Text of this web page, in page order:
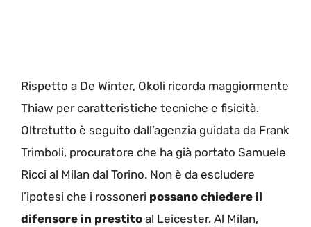
Rispetto a De Winter, Okoli ricorda maggiormente
Thiaw per caratteristiche tecniche e fisicità.
Oltretutto è seguito dall’agenzia guidata da Frank
Trimboli, procuratore che ha già portato Samuele
Ricci al Milan dal Torino. Non è da escludere
l’ipotesi che i rossoneri possano chiedere il
difensore in prestito al Leicester. Al Milan,